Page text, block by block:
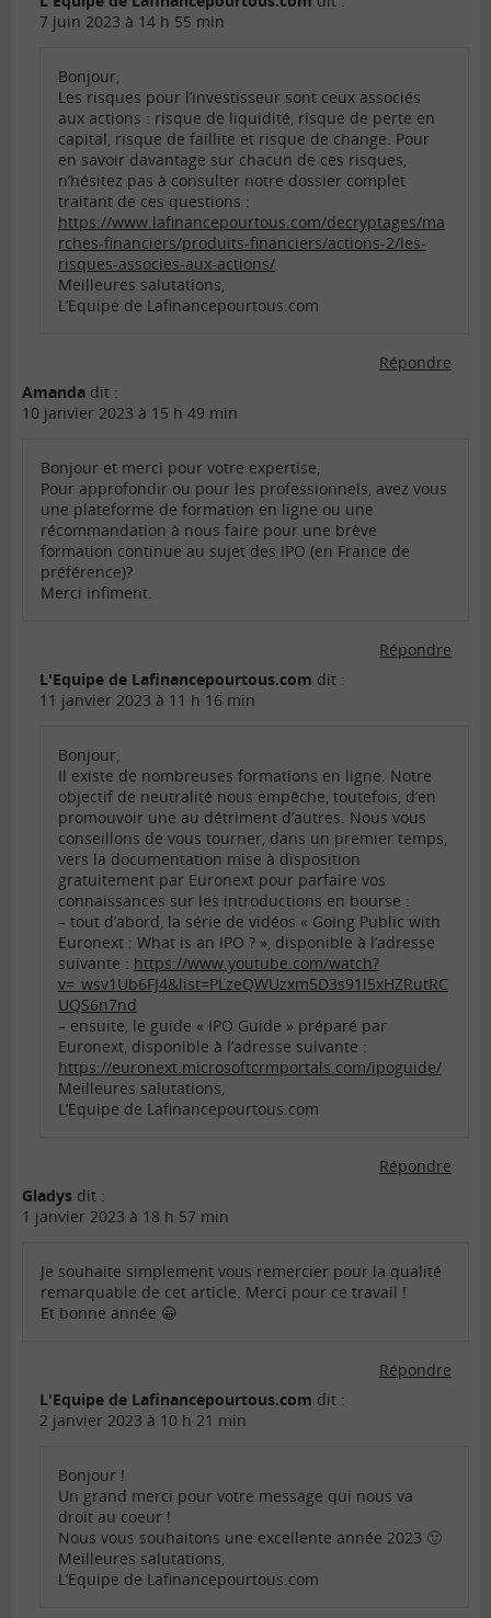
7 juin 2023 à 14 h 55 min
Bonjour,
Les risques pour l’investisseur sont ceux associés
aux actions : risque de liquidité, risque de perte en
capital, risque de faillite et risque de change. Pour
en savoir davantage sur chacun de ces risques,
n’hésitez pas à consulter notre dossier complet
traitant de ces questions :
https://www.lafinancepourtous.com/decryptages/ma
rches-financiers/produits-financiers/actions-2/les-
risques-associes-aux-actions/
Meilleures salutations,
L’Equipe de Lafinancepourtous.com
Répondre
Amanda dit :
10 janvier 2023 à 15 h 49 min
Bonjour et merci pour votre expertise,
Pour approfondir ou pour les professionnels, avez vous
une plateforme de formation en ligne ou une
récommandation à nous faire pour une brève
formation continue au sujet des IPO (en France de
préférence)?
Merci infiment.
Répondre
L'Equipe de Lafinancepourtous.com dit :
11 janvier 2023 à 11 h 16 min
Bonjour,
Il existe de nombreuses formations en ligne. Notre
objectif de neutralité nous empêche, toutefois, d’en
promouvoir une au détriment d’autres. Nous vous
conseillons de vous tourner, dans un premier temps,
vers la documentation mise à disposition
gratuitement par Euronext pour parfaire vos
connaissances sur les introductions en bourse :
– tout d’abord, la série de vidéos « Going Public with
Euronext : What is an IPO ? », disponible à l’adresse
suivante : https://www.youtube.com/watch?
v=_wsv1Ub6FJ4&list=PLzeQWUzxm5D3s91l5xHZRutRC
UQS6n7nd
– ensuite, le guide « IPO Guide » préparé par
Euronext, disponible à l’adresse suivante :
https://euronext.microsoftcrmportals.com/ipoguide/
Meilleures salutations,
L’Equipe de Lafinancepourtous.com
Répondre
Gladys dit :
1 janvier 2023 à 18 h 57 min
Je souhaite simplement vous remercier pour la qualité
remarquable de cet article. Merci pour ce travail !
Et bonne année 😀
Répondre
L'Equipe de Lafinancepourtous.com dit :
2 janvier 2023 à 10 h 21 min
Bonjour !
Un grand merci pour votre message qui nous va
droit au coeur !
Nous vous souhaitons une excellente année 2023 🙂
Meilleures salutations,
L’Equipe de Lafinancepourtous.com